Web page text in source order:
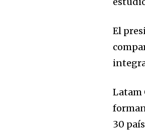
El
Latam
30